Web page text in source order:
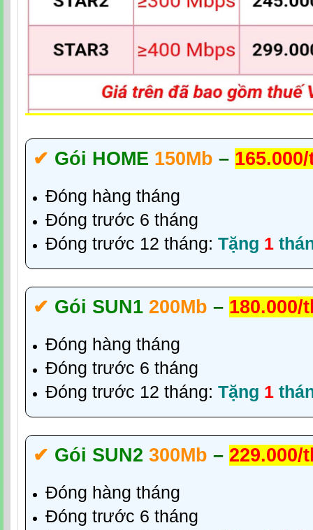
✔‎ Gói HOME 150Mb –
Đóng hàng tháng
Đóng trước 6 tháng
Đóng trước 12 tháng: Tặng 1
✔‎ Gói SUN1 200Mb – 180.000/
Đóng hàng tháng
Đóng trước 6 tháng
Đóng trước 12 tháng: Tặng 1
✔‎ Gói SUN2 300Mb – 229.000/
Đóng hàng tháng
Đóng trước 6 tháng